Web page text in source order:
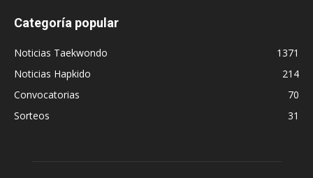
Categoría popular
Noticias Taekwondo
1371
Noticias Hapkido
214
Convocatorias
70
Sorteos
31